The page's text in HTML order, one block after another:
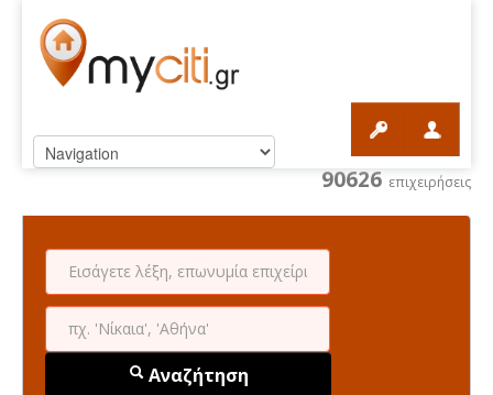
90626 επιχειρήσεις
Αναζήτηση